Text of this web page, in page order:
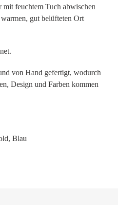
feuchtem Tuch abwischen
gut belüfteten Ort
von Hand gefertigt, wodurch
Design und Farben kommen
Blau